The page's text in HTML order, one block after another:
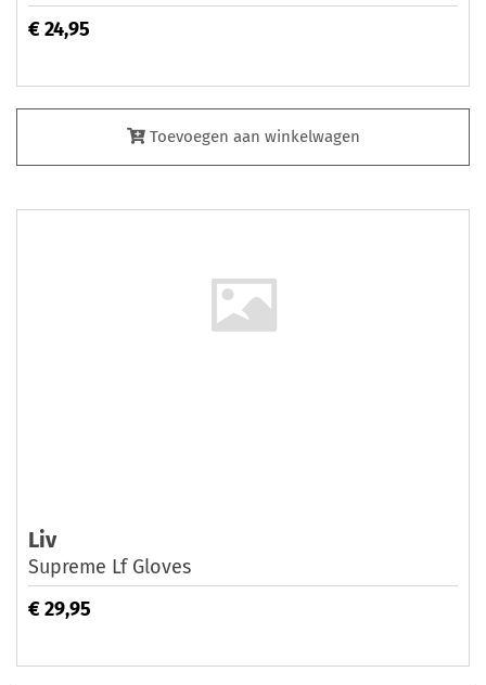
€ 24,95
Toevoegen aan winkelwagen
Liv
Supreme Lf Gloves
€ 29,95